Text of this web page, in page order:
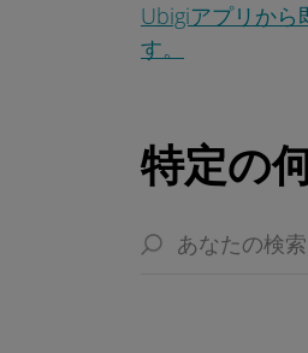
Ubigiアプリから
す。
特定の